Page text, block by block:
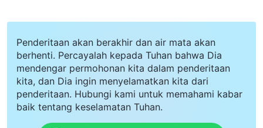
Penderitaan akan berakhir dan air mata akan
berhenti. Percayalah kepada Tuhan bahwa Dia
mendengar permohonan kita dalam penderitaan
kita, dan Dia ingin menyelamatkan kita dari
penderitaan. Hubungi kami untuk memahami kabar
baik tentang keselamatan Tuhan.